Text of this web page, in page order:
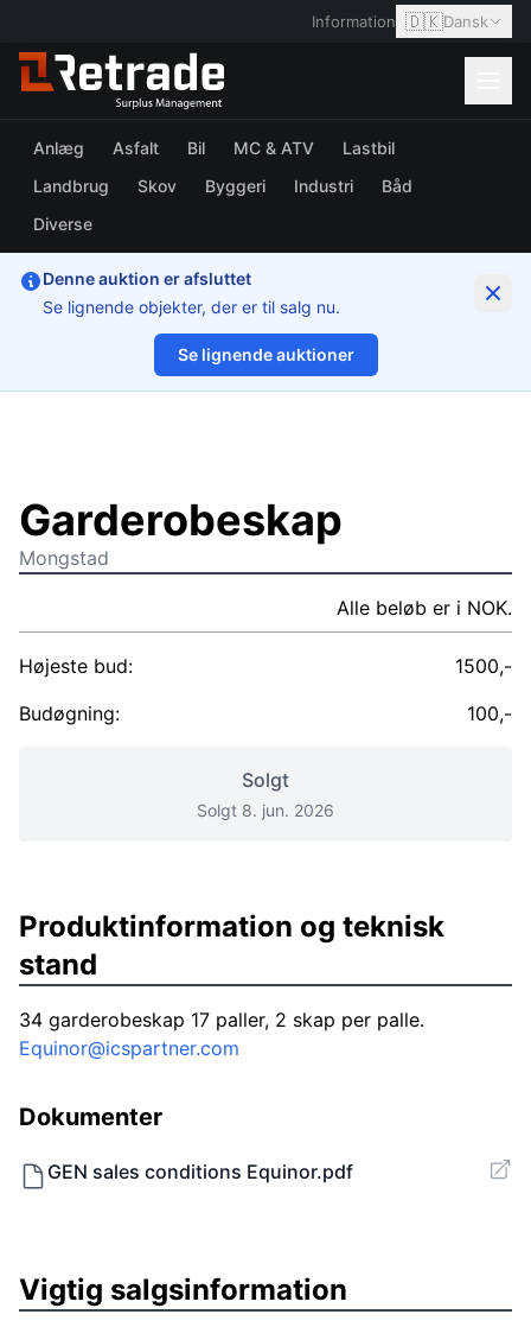
Information 🇩🇰Dansk
Anlæg Asfalt Bil MC & ATV
Lastbil
Landbrug
Skov Byggeri Industri
Båd
Diverse
Denne auktion er afsluttet
Se lignende objekter, der er til salg nu.
Se lignende auktioner
1/2
Garderobeskap
Mongstad
Alle beløb er i NOK.
Højeste bud:
1500,-
Budøgning:
100,-
Solgt
Solgt 8. jun. 2026
Produktinformation og teknisk
stand
34 garderobeskap 17 paller, 2 skap per palle.
Equinor@icspartner.com
Dokumenter
GEN sales conditions Equinor.pdf
Vigtig salgsinformation